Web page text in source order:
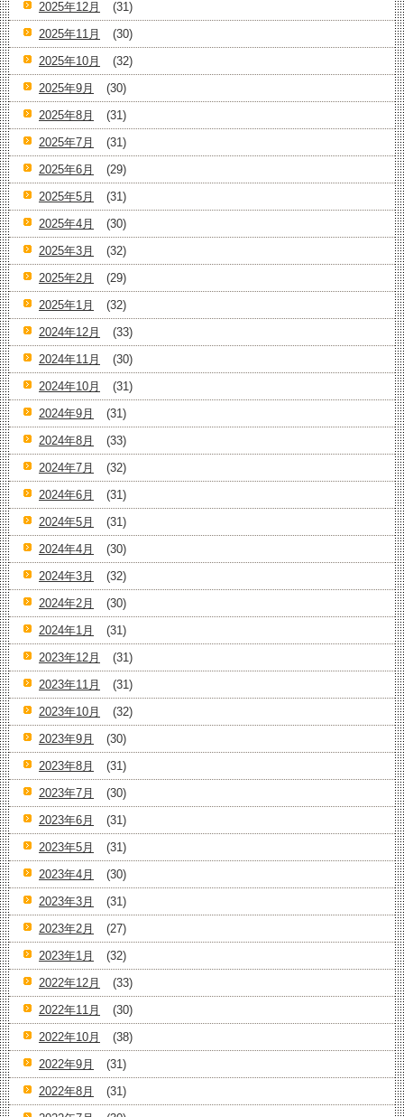
2025年12月
(31)
2025年11月
(30)
2025年10月
(32)
2025年9月
(30)
2025年8月
(31)
2025年7月
(31)
2025年6月
(29)
2025年5月
(31)
2025年4月
(30)
2025年3月
(32)
2025年2月
(29)
2025年1月
(32)
2024年12月
(33)
2024年11月
(30)
2024年10月
(31)
2024年9月
(31)
2024年8月
(33)
2024年7月
(32)
2024年6月
(31)
2024年5月
(31)
2024年4月
(30)
2024年3月
(32)
2024年2月
(30)
2024年1月
(31)
2023年12月
(31)
2023年11月
(31)
2023年10月
(32)
2023年9月
(30)
2023年8月
(31)
2023年7月
(30)
2023年6月
(31)
2023年5月
(31)
2023年4月
(30)
2023年3月
(31)
2023年2月
(27)
2023年1月
(32)
2022年12月
(33)
2022年11月
(30)
2022年10月
(38)
2022年9月
(31)
2022年8月
(31)